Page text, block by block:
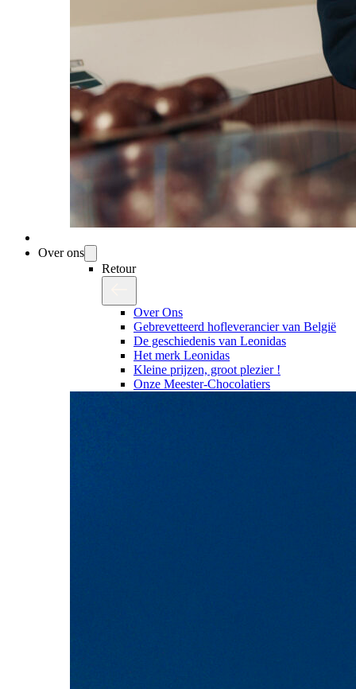
Over ons
Retour
Over Ons
Gebrevetteerd hofleverancier van België
De geschiedenis van Leonidas
Het merk Leonidas
Kleine prijzen, groot plezier !
Onze Meester-Chocolatiers